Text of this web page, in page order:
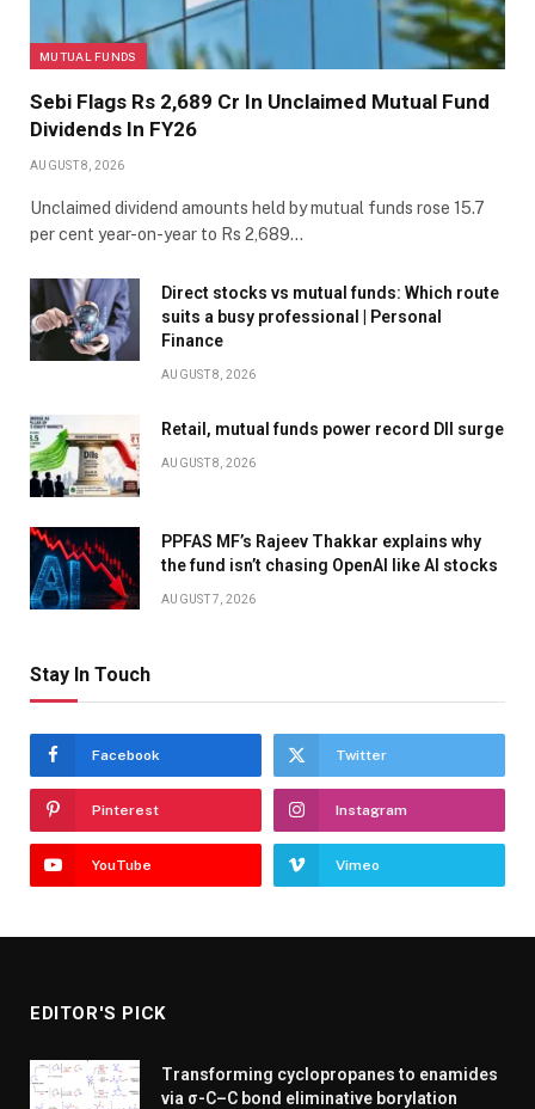
MUTUAL FUNDS
Sebi Flags Rs 2,689 Cr In Unclaimed Mutual Fund
Dividends In FY26
AUGUST 8, 2026
Unclaimed dividend amounts held by mutual funds rose 15.7
per cent year-on-year to Rs 2,689…
Direct stocks vs mutual funds: Which route
suits a busy professional | Personal
Finance
AUGUST 8, 2026
Retail, mutual funds power record DII surge
AUGUST 8, 2026
PPFAS MF’s Rajeev Thakkar explains why
the fund isn’t chasing OpenAI like AI stocks
AUGUST 7, 2026
Stay In Touch
Facebook Twitter
Pinterest Instagram
YouTube Vimeo
EDITOR'S PICK
Transforming cyclopropanes to enamides
via σ-C–C bond eliminative borylation